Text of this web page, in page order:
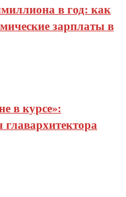
в год: как
зарплаты в
в курсе»: